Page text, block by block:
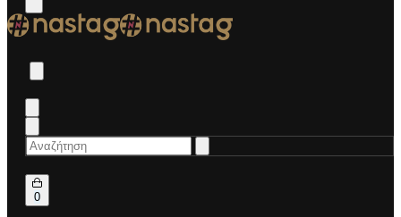
details
Search
for:
0Open
cart